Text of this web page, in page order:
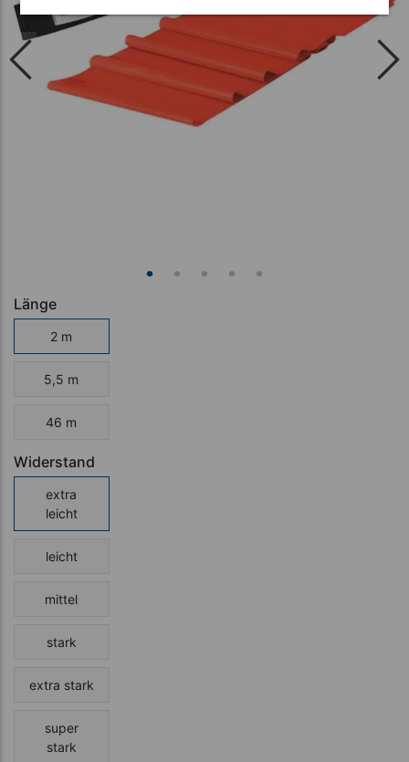
Länge
2 m
5,5 m
46 m
Widerstand
extra
leicht
leicht
mittel
stark
extra stark
super
stark